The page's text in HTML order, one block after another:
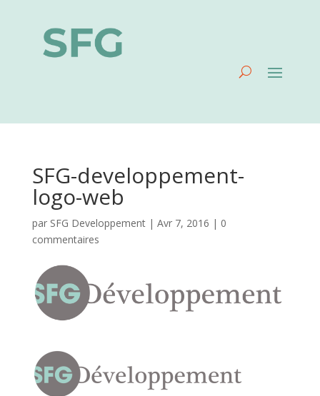
SFG-developpement-
logo-web
par SFG Developpement| Avr 7, 2016 | 0
commentaires